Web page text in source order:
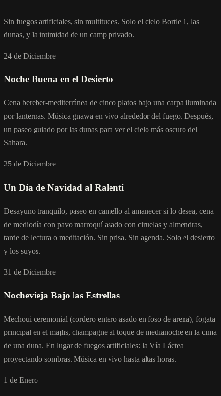
Sin fuegos artificiales, sin multitudes. Solo el cielo Bortle 1, las
dunas, y la intimidad de un camp privado.
24 de Diciembre
Noche Buena en el Desierto
Cena bereber-mediterránea de cinco platos bajo una carpa iluminada
por lanternas. Música gnawa en vivo alrededor del fuego. Después,
un paseo guiado por las dunas para ver el cielo más oscuro del
Sahara.
25 de Diciembre
Un Día de Navidad al Ralentí
Desayuno tranquilo, paseo en camello al amanecer si lo desea, cena
de mediodía con pavo marroquí asado con ciruelas y almendras,
tarde de lectura o meditación. Sin prisa. Sin agenda. Solo el desierto
y los suyos.
31 de Diciembre
Nochevieja Bajo las Estrellas
Mechoui ceremonial (cordero entero asado en foso de arena), fogata
principal en el majlis, champagne al toque de medianoche en la cima
de una duna. En lugar de fuegos artificiales: la Vía Láctea
proyectando sombras. Música en vivo hasta altas horas.
1 de Enero